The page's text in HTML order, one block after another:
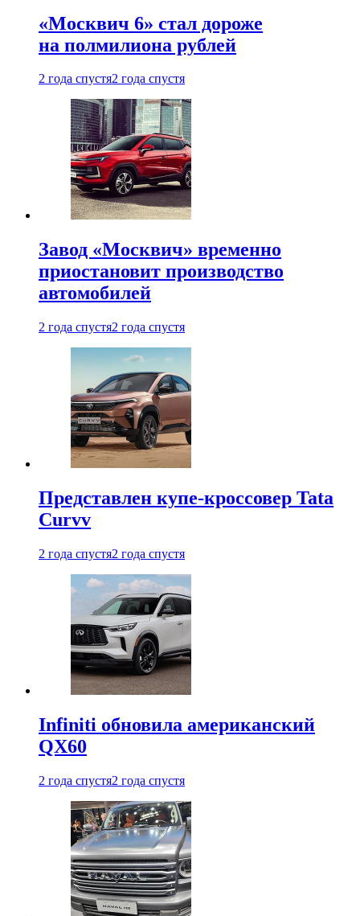
«Москвич 6» стал дороже
на полмилиона рублей
2 года спустя2 года спустя
Завод «Москвич» временно
приостановит производство
автомобилей
2 года спустя2 года спустя
Представлен купе-кроссовер Tata
Curvv
2 года спустя2 года спустя
Infiniti обновила американский
QX60
2 года спустя2 года спустя